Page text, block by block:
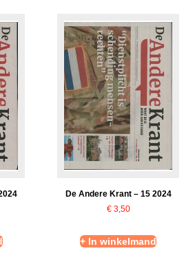
De Andere Krant – 15 2024
€3,50
+ In winkelmand